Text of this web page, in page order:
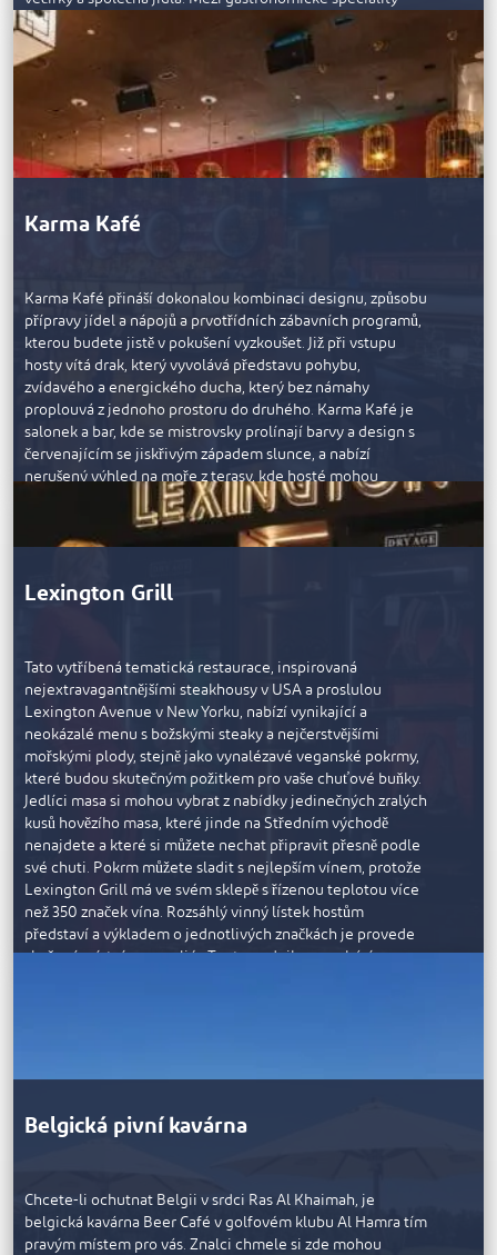
patří pětichodové degustační menu, hlavní jídla s hovězím
Wagyu, humrem a černou treskou a samozřejmě japonská
zmrzlina Mochi jako dezert, která vždycky potěší. V nabídce
je také rozsáhlé veganské a vegetariánské menu.
Restaurace Umi má otevřeno denně od 18:30 do 23:00 a
pro vstup se požaduje elegantní ležérní společenský oděv.
Karma Kafé
Karma Kafé přináší dokonalou kombinaci designu, způsobu
přípravy jídel a nápojů a prvotřídních zábavních programů,
kterou budete jistě v pokušení vyzkoušet. Již při vstupu
hosty vítá drak, který vyvolává představu pohybu,
zvídavého a energického ducha, který bez námahy
proplouvá z jednoho prostoru do druhého. Karma Kafé je
salonek a bar, kde se mistrovsky prolínají barvy a design s
červenajícím se jiskřivým západem slunce, a nabízí
nerušený výhled na moře z terasy, kde hosté mohou
pozorovat hvězdy nebo se kochat západem slunce, zatímco
místní DJ pouští povzbudivé skladby pro nezapomenutelný
zážitek.
Lexington Grill
Tato vytříbená tematická restaurace, inspirovaná
nejextravagantnějšími steakhousy v USA a proslulou
Lexington Avenue v New Yorku, nabízí vynikající a
neokázalé menu s božskými steaky a nejčerstvějšími
mořskými plody, stejně jako vynalézavé veganské pokrmy,
které budou skutečným požitkem pro vaše chuťové buňky.
Jedlíci masa si mohou vybrat z nabídky jedinečných zralých
kusů hovězího masa, které jinde na Středním východě
nenajdete a které si můžete nechat připravit přesně podle
své chuti. Pokrm můžete sladit s nejlepším vínem, protože
Lexington Grill má ve svém sklepě s řízenou teplotou více
než 350 značek vína. Rozsáhlý vinný lístek hostům
představí a výkladem o jednotlivých značkách je provede
zkušený místní sommeliér. Tento podnik se nachází v
předepsané oblečení je elegantní ležérní styl. Nenechte si
ujít slevové hodinky denně od 17:00 do 20:00.
Belgická pivní kavárna
Chcete-li ochutnat Belgii v srdci Ras Al Khaimah, je
belgická kavárna Beer Café v golfovém klubu Al Hamra tím
pravým místem pro vás. Znalci chmele si zde mohou